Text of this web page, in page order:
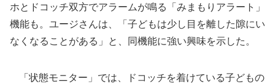
ホとドコッチ双方でアラームが鳴る「みまもりアラート」
機能も。ユージさんは、「子どもは少し目を離した隙にい
なくなることがある」と、同機能に強い興味を示した。
「状態モニター」では、ドコッチを着けている子どもの